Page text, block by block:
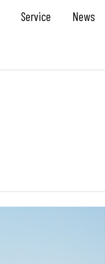
Service News